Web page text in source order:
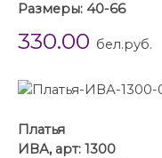
Размеры: 40-66
330.00 бел.руб.
Платья
ИВА, арт: 1300